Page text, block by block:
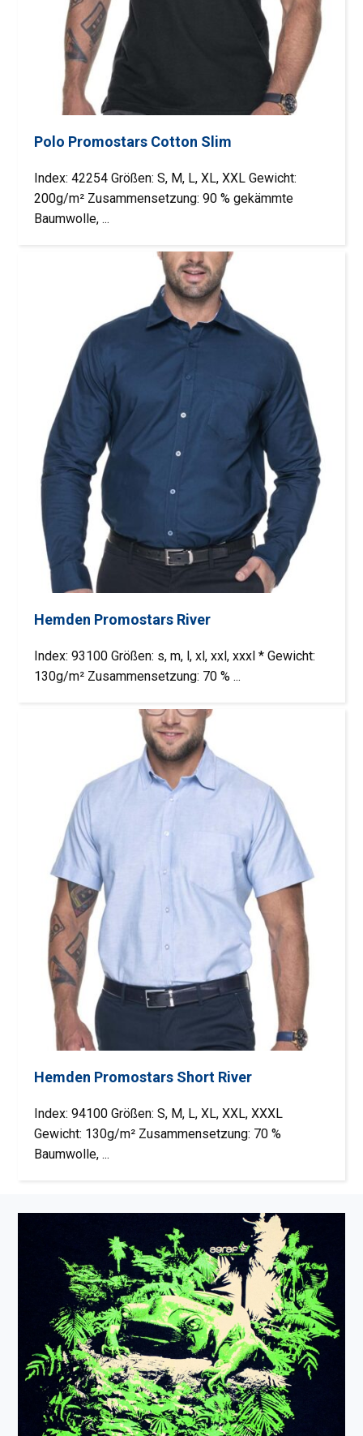
Polo Promostars Cotton Slim
Index: 42254 Größen: S, M, L, XL, XXL Gewicht:
200g/m² Zusammensetzung: 90 % gekämmte
Baumwolle, ...
Hemden Promostars River
Index: 93100 Größen: s, m, l, xl, xxl, xxxl * Gewicht:
130g/m² Zusammensetzung: 70 % ...
Hemden Promostars Short River
Index: 94100 Größen: S, M, L, XL, XXL, XXXL
Gewicht: 130g/m² Zusammensetzung: 70 %
Baumwolle, ...